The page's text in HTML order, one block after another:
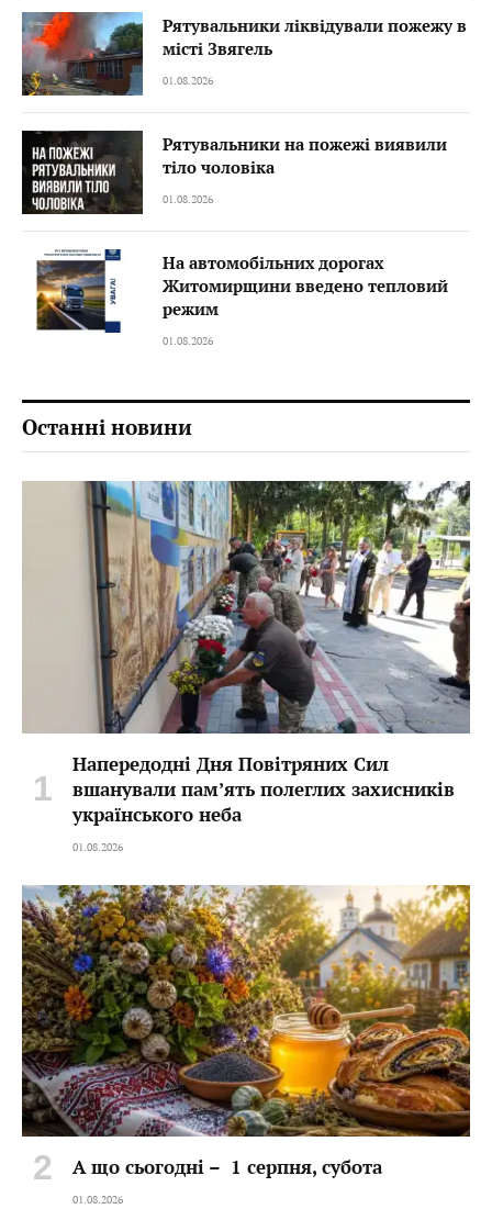
Рятувальники ліквідували пожежу в
місті Звягель
01.08.2026
Рятувальники на пожежі виявили
тіло чоловіка
01.08.2026
На автомобільних дорогах
Житомирщини введено тепловий
режим
01.08.2026
Останні новини
Напередодні Дня Повітряних Сил
вшанували пам’ять полеглих захисників
українського неба
01.08.2026
А що сьогодні – 1 серпня, субота
01.08.2026